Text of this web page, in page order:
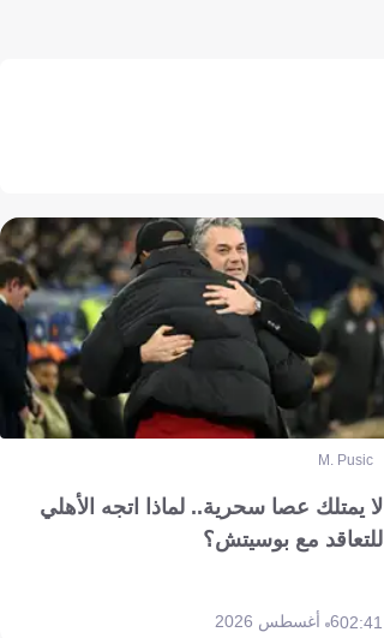
M. Pusic
لا يمتلك عصا سحرية.. لماذا اتجه الأهلي
للتعاقد مع بوسيتش؟
02:416 أغسطس 2026